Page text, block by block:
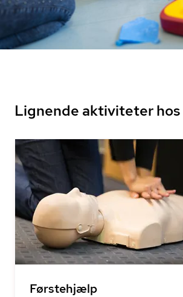
Lignende aktiviteter hos
Førstehjælp